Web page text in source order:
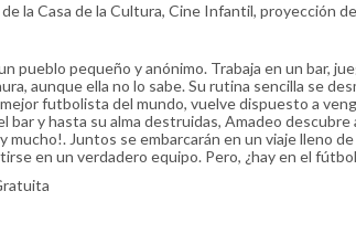
la Casa de la Cultura, Cine Infantil, proyección
pueblo pequeño y anónimo. Trabaja en un bar,
aunque ella no lo sabe. Su rutina sencilla se
futbolista del mundo, vuelve dispuesto a
bar y hasta su alma destruidas, Amadeo
mucho!. Juntos se embarcarán en un viaje lleno
en un verdadero equipo. Pero, ¿hay en el